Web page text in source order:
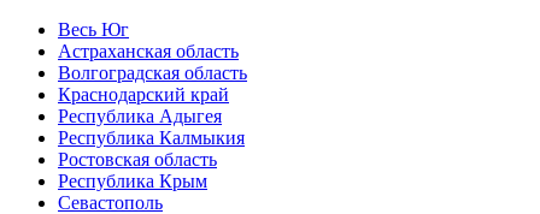
Весь Юг
Астраханская область
Волгоградская область
Краснодарский край
Республика Адыгея
Республика Калмыкия
Ростовская область
Республика Крым
Севастополь